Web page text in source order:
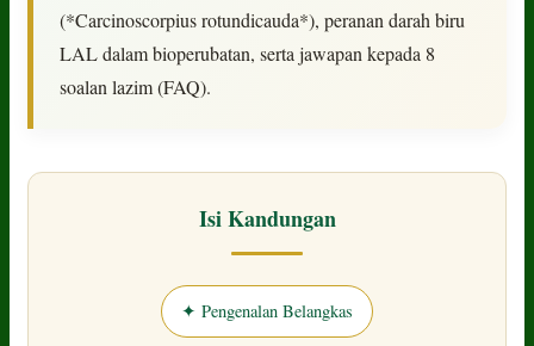
(*Carcinoscorpius rotundicauda*), peranan darah biru
LAL dalam bioperubatan, serta jawapan kepada 8
soalan lazim (FAQ).
Isi Kandungan
✦ Pengenalan Belangkas